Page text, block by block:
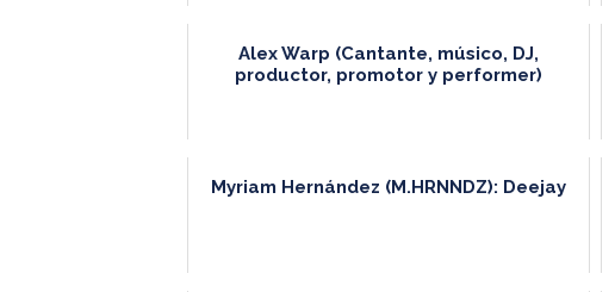
Alex Warp (Cantante, músico, DJ,
productor, promotor y performer)
Myriam Hernández (M.HRNNDZ): Deejay